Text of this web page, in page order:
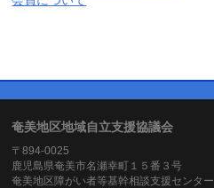
奄美地区地域自立支援協議会
〒894-0025
鹿児島県奄美市名瀬幸町１５番３号
奄美地区障がい者等基幹相談支援センター